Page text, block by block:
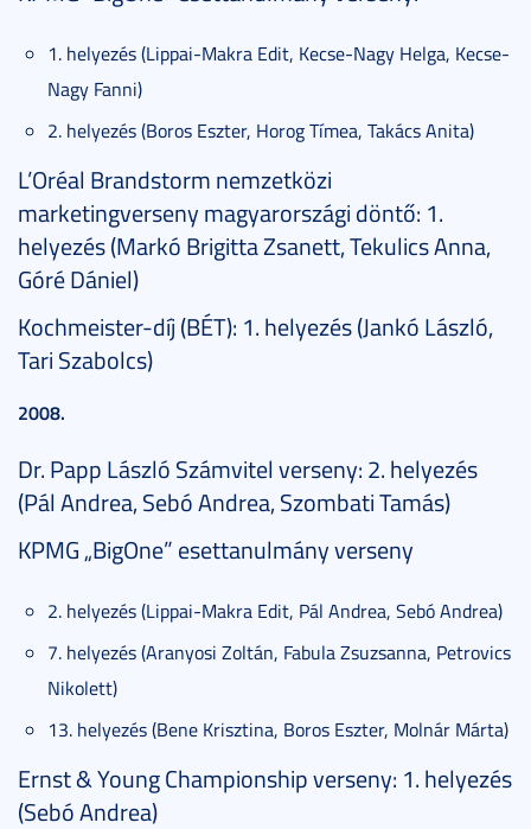
1. helyezés (Lippai-Makra Edit, Kecse-Nagy Helga, Kecse-
Nagy Fanni)
2. helyezés (Boros Eszter, Horog Tímea, Takács Anita)
L’Oréal Brandstorm nemzetközi
marketingverseny magyarországi döntő: 1.
helyezés (Markó Brigitta Zsanett, Tekulics Anna,
Góré Dániel)
Kochmeister-díj (BÉT): 1. helyezés (Jankó László,
Tari Szabolcs)
2008.
Dr. Papp László Számvitel verseny: 2. helyezés
(Pál Andrea, Sebó Andrea, Szombati Tamás)
KPMG „BigOne” esettanulmány verseny
2. helyezés (Lippai-Makra Edit, Pál Andrea, Sebó Andrea)
7. helyezés (Aranyosi Zoltán, Fabula Zsuzsanna, Petrovics
Nikolett)
13. helyezés (Bene Krisztina, Boros Eszter, Molnár Márta)
Ernst & Young Championship verseny: 1. helyezés
(Sebó Andrea)